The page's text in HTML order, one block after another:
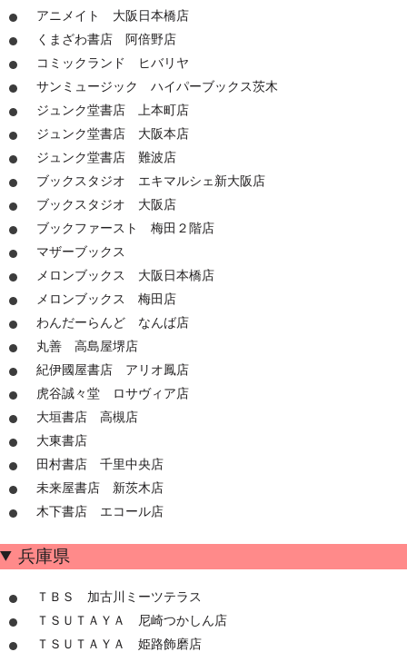
アニメイト 大阪日本橋店
くまざわ書店 阿倍野店
コミックランド ヒバリヤ
サンミュージック ハイパーブックス茨木
ジュンク堂書店 上本町店
ジュンク堂書店 大阪本店
ジュンク堂書店 難波店
ブックスタジオ エキマルシェ新大阪店
ブックスタジオ 大阪店
ブックファースト 梅田２階店
マザーブックス
メロンブックス 大阪日本橋店
メロンブックス 梅田店
わんだーらんど なんば店
丸善 高島屋堺店
紀伊國屋書店 アリオ鳳店
虎谷誠々堂 ロサヴィア店
大垣書店 高槻店
大東書店
田村書店 千里中央店
未来屋書店 新茨木店
木下書店 エコール店
兵庫県
ＴＢＳ 加古川ミーツテラス
ＴＳＵＴＡＹＡ 尼崎つかしん店
ＴＳＵＴＡＹＡ 姫路飾磨店